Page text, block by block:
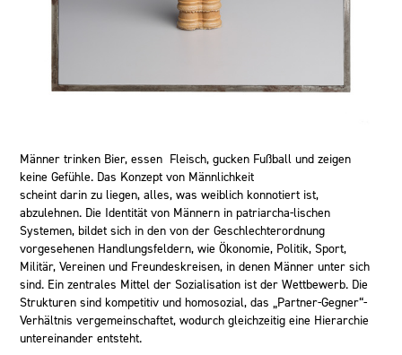
Männer trinken Bier, essen Fleisch, gucken Fußball und zeigen
keine Gefühle. Das Konzept von Männlichkeit
scheint darin zu liegen, alles, was weiblich konnotiert ist,
abzulehnen. Die Identität von Männern in patriarcha-lischen
Systemen, bildet sich in den von der Geschlechterordnung
vorgesehenen Handlungsfeldern, wie Ökonomie, Politik, Sport,
Militär, Vereinen und Freundeskreisen, in denen Männer unter sich
sind. Ein zentrales Mittel der Sozialisation ist der Wettbewerb. Die
Strukturen sind kompetitiv und homosozial, das „Partner-Gegner“-
Verhältnis vergemeinschaftet, wodurch gleichzeitig eine Hierarchie
untereinander entsteht.